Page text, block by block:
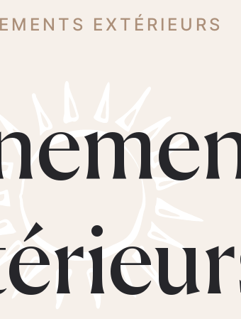
EXTÉRIEURS